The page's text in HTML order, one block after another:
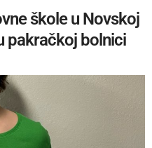
škole u Novskoj
pakračkoj bolnici